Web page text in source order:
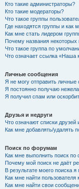
Кто такие администраторы?
Кто такие модераторы?
Что такое группы
Где находятся группы и как
Как мне стать лидером
Почему названия
Что такое группа по
Что означает ссылка «Наша
Личные сообщения
Я не могу отправить личные
Я постоянно получаю
Я получил спам или
Друзья и недруги
Что означают списки друзей
Как мне добавлять/удалять
Поиск по форумам
Как мне выполнить поиск
Почему мой поиск не даёт
В результате моего поиска
Как мне найти пользователя
Как мне найти свои